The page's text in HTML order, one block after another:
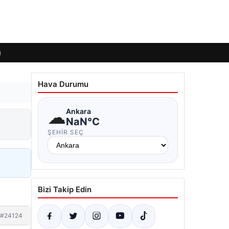
#24124
Hava Durumu
☁Ankara
NaN°C
ŞEHIR SEÇ
Bizi Takip Edin